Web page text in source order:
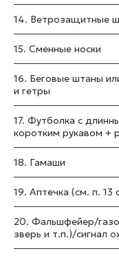
14. Ветрозащитные
15. Сменные носки
16. Беговые штаны
и гетры
17. Футболка с
коротким рукавом +
18. Гамаши
19. Аптечка (см. п. 13
20. Фальшфейер/
зверь и т.п.)/сигнал